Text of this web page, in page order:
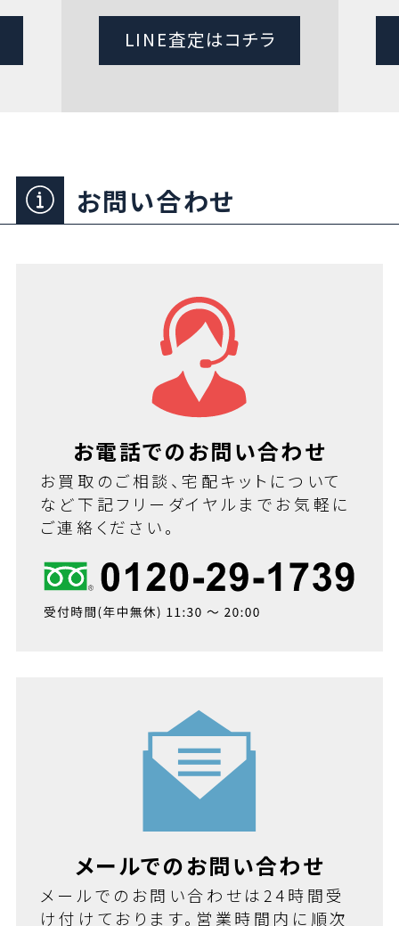
LINE査定はコチラ
お問い合わせ
お電話でのお問い合わせ
お買取のご相談、宅配キットについて
など下記フリーダイヤルまでお気軽に
ご連絡ください。
メールでのお問い合わせ
メールでのお問い合わせは24時間受
け付けております。営業時間内に順次